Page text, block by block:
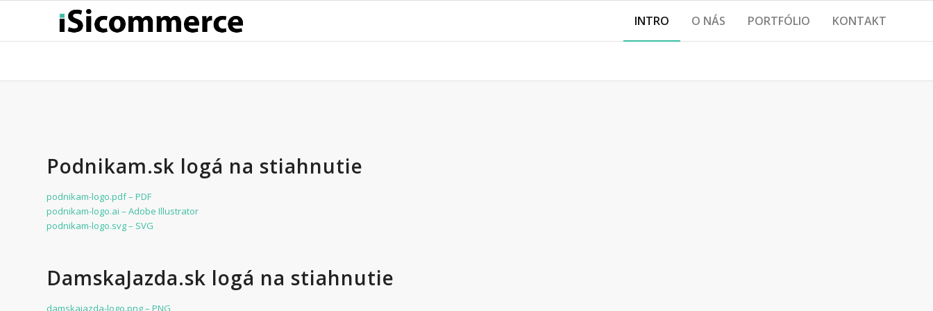
INTRO O NÁS PORTFÓLIO KONTAKT
Podnikam.sk logá na stiahnutie
podnikam-logo.pdf – PDF
podnikam-logo.ai – Adobe Illustrator
podnikam-logo.svg – SVG
DamskaJazda.sk logá na stiahnutie
damskajazda-logo.png – PNG